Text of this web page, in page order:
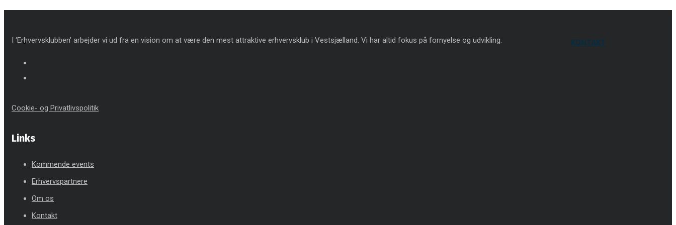
KONTAKT
I ‘Erhvervsklubben’ arbejder vi ud fra en vision om at være den mest attraktive erhvervsklub i Vestsjælland. Vi har altid fokus på fornyelse og udvikling.
Cookie- og Privatlivspolitik
Links
Kommende events
Erhvervspartnere
Om os
Kontakt